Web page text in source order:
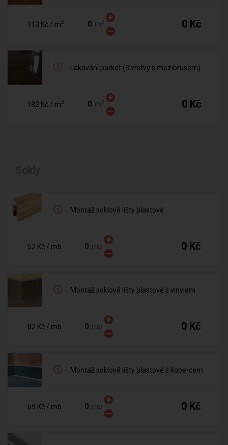
113 Kč / m2 m2 0 Kč
Lakování parket (3 vrstvy s mezibrusem)
182 Kč / m2 m2 0 Kč
Montáž soklové lišty plastové
52 Kč / mb mb 0 Kč
Montáž soklové lišty plastové s vinylem
82 Kč / mb mb 0 Kč
Montáž soklové lišty plastové s kobercem
69 Kč / mb mb 0 Kč